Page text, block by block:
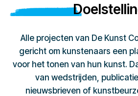
Alle projecten van De Kunst
gericht om kunstenaars een
voor het tonen van hun kunst.
van wedstrijden,
nieuwsbrieven of